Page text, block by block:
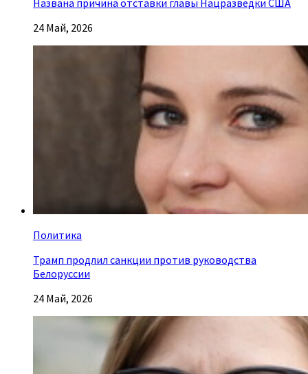
24 Май, 2026
Политика
Трамп продлил санкции против руководства
Белоруссии
24 Май, 2026